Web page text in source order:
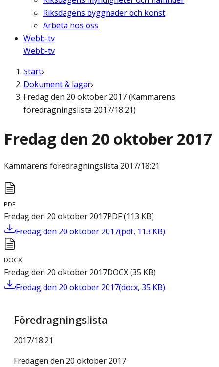
Riksdagens byggnader och konst
Arbeta hos oss
Webb-tv
Webb-tv
Start
Dokument & lagar
Fredag den 20 oktober 2017 (Kammarens
föredragningslista 2017/18:21)
Fredag den 20 oktober 2017
Kammarens föredragningslista 2017/18:21
PDF
Fredag den 20 oktober 2017PDF(113 KB)
Fredag den 20 oktober 2017(pdf, 113 KB)
DOCX
Fredag den 20 oktober 2017DOCX(35 KB)
Fredag den 20 oktober 2017(docx, 35 KB)
Föredragningslista
2017/18:21
Fredagen den 20 oktober 2017